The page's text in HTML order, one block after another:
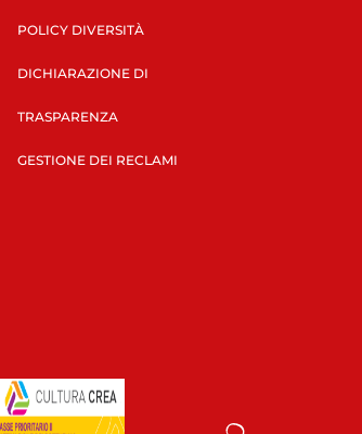
POLICY DIVERSITÀ
DICHIARAZIONE DI
TRASPARENZA
GESTIONE DEI RECLAMI